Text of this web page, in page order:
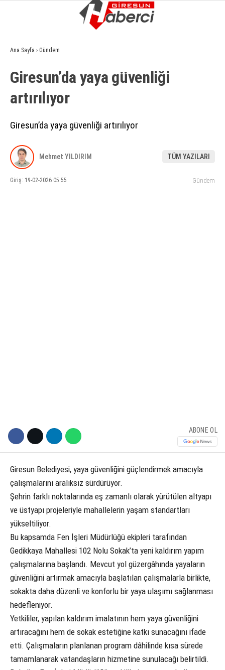
GÜNDEM
EKONOMI
SIYASET
SPOR
YAŞAM
Ana Sayfa › Gündem
Giresun’da yaya güvenliği
artırılıyor
Giresun’da yaya güvenliği artırılıyor
Mehmet YILDIRIM TÜM YAZILARI
Giriş: 19-02-2026 05:55 Gündem
ABONE OL
Giresun Belediyesi, yaya güvenliğini güçlendirmek amacıyla
çalışmalarını aralıksız sürdürüyor.
Şehrin farklı noktalarında eş zamanlı olarak yürütülen altyapı
ve üstyapı projeleriyle mahallelerin yaşam standartları
yükseltiliyor.
Bu kapsamda Fen İşleri Müdürlüğü ekipleri tarafından
Gedikkaya Mahallesi 102 Nolu Sokak’ta yeni kaldırım yapım
çalışmalarına başlandı. Mevcut yol güzergâhında yayaların
güvenliğini artırmak amacıyla başlatılan çalışmalarla birlikte,
sokakta daha düzenli ve konforlu bir yaya ulaşımı sağlanması
hedefleniyor.
Yetkililer, yapılan kaldırım imalatının hem yaya güvenliğini
artıracağını hem de sokak estetiğine katkı sunacağını ifade
etti. Çalışmaların planlanan program dâhilinde kısa sürede
tamamlanarak vatandaşların hizmetine sunulacağı belirtildi.